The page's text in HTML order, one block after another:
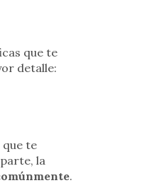
que te
detalle:
te
la
.